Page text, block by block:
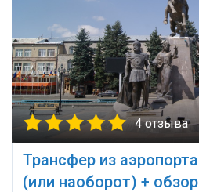
4 отзыва
Трансфер из
(или наоборот) +